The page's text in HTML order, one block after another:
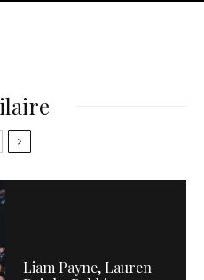
Liam Payne, Lauren